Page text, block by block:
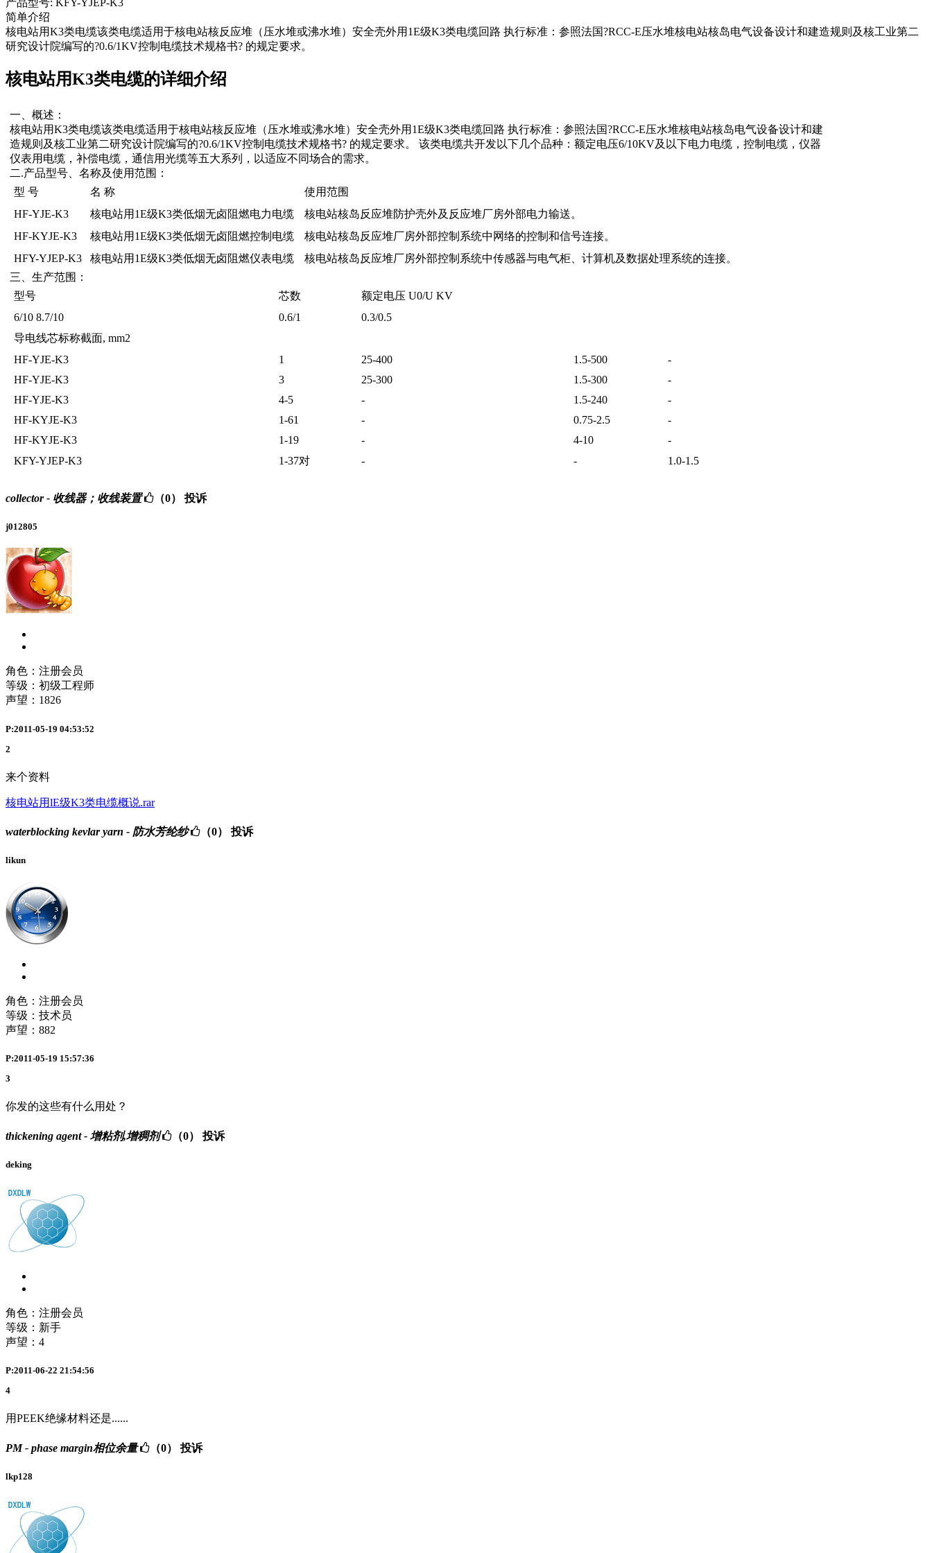
产品型号: KFY-YJEP-K3
简单介绍
核电站用K3类电缆该类电缆适用于核电站核反应堆（压水堆或沸水堆）安全壳外用1E级K3类电缆回路 执行标准：参照法国?RCC-E压水堆核电站核岛电气设备设计和建造规则及核工业第二
研究设计院编写的?0.6/1KV控制电缆技术规格书? 的规定要求。
核电站用K3类电缆的详细介绍
一、概述：
核电站用K3类电缆该类电缆适用于核电站核反应堆（压水堆或沸水堆）安全壳外用1E级K3类电缆回路 执行标准：参照法国?RCC-E压水堆核电站核岛电气设备设计和建
造规则及核工业第二研究设计院编写的?0.6/1KV控制电缆技术规格书? 的规定要求。 该类电缆共开发以下几个品种：额定电压6/10KV及以下电力电缆，控制电缆，仪器
仪表用电缆，补偿电缆，通信用光缆等五大系列，以适应不同场合的需求。
二.产品型号、名称及使用范围：
型 号
名 称
使用范围
HF-YJE-K3
核电站用1E级K3类低烟无卤阻燃电力电缆
核电站核岛反应堆防护壳外及反应堆厂房外部电力输送。
HF-KYJE-K3
核电站用1E级K3类低烟无卤阻燃控制电缆
核电站核岛反应堆厂房外部控制系统中网络的控制和信号连接。
HFY-YJEP-K3
核电站用1E级K3类低烟无卤阻燃仪表电缆
核电站核岛反应堆厂房外部控制系统中传感器与电气柜、计算机及数据处理系统的连接。
三、生产范围：
型号
芯数
额定电压 U0/U KV
6/10 8.7/10
0.6/1
0.3/0.5
导电线芯标称截面, mm2
HF-YJE-K3
1 25-400 1.5-500
-
HF-YJE-K3
3 25-300 1.5-300
-
HF-YJE-K3
4-5 - 1.5-240
-
HF-KYJE-K3
1-61 - 0.75-2.5
-
HF-KYJE-K3
1-19 - 4-10
-
KFY-YJEP-K3
1-37对 - - 1.0-1.5
collector - 收线器；收线装置 （0） 投诉
j012805
角色：注册会员
等级：初级工程师
声望： 1826
P:2011-05-19 04:53:52
2
来个资料
核电站用lE级K3类电缆概说.rar
waterblocking kevlar yarn - 防水芳纶纱 （0） 投诉
likun
角色：注册会员
等级：技术员
声望： 882
P:2011-05-19 15:57:36
3
你发的这些有什么用处？
thickening agent - 增粘剂,增稠剂 （0） 投诉
deking
角色：注册会员
等级：新手
声望： 4
P:2011-06-22 21:54:56
4
用PEEK绝缘材料还是......
PM - phase margin相位余量 （0） 投诉
lkp128